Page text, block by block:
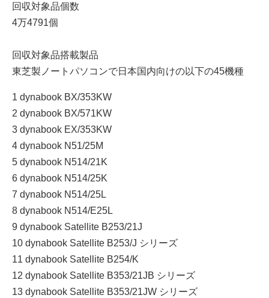
回収対象品個数
4万4791個
回収対象品搭載製品
東芝製ノートパソコンで日本国内向けの以下の45機種
1 dynabook BX/353KW
2 dynabook BX/571KW
3 dynabook EX/353KW
4 dynabook N51/25M
5 dynabook N514/21K
6 dynabook N514/25K
7 dynabook N514/25L
8 dynabook N514/E25L
9 dynabook Satellite B253/21J
10 dynabook Satellite B253/J シリーズ
11 dynabook Satellite B254/K
12 dynabook Satellite B353/21JB シリーズ
13 dynabook Satellite B353/21JW シリーズ